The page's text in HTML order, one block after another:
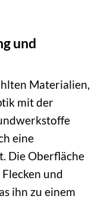
und
Materialien,
mit der
eine
Die Oberfläche
und
ihn zu einem